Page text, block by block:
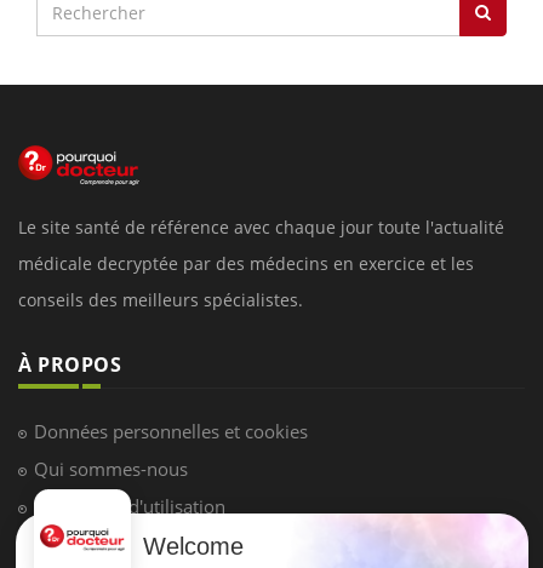
Le site santé de référence avec chaque jour toute l'actualité
médicale decryptée par des médecins en exercice et les
conseils des meilleurs spécialistes.
À PROPOS
Données personnelles et cookies
Qui sommes-nous
Conditions d'utilisation
Plan du site
Welcome